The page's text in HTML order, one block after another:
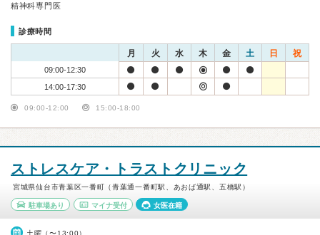
精神科専門医
診療時間
月 火 水 木 金 土 日 祝
09:00-12:30
14:00-17:30
09:00-12:00 15:00-18:00
ストレスケア・トラストクリニック
宮城県仙台市青葉区一番町（青葉通一番町駅、あおば通駅、五橋駅）
駐車場あり マイナ受付 女医在籍
土曜（〜13:00）